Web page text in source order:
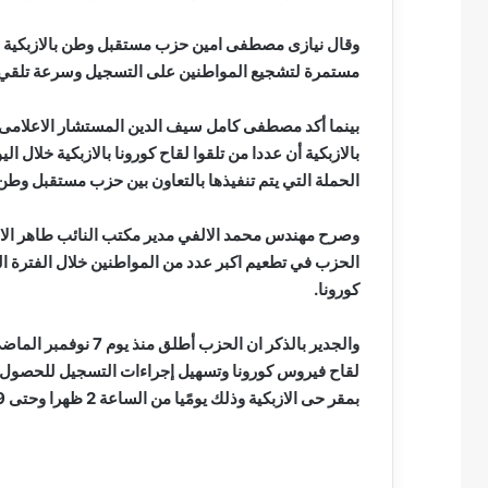
وقال نيازى مصطفى امين حزب مستقبل وطن بالازبكية
مستمرة لتشجيع المواطنين على التسجيل وسرعة تلقي
بينما أكد مصطفى كامل سيف الدين المستشار
الحملة التي يتم تنفيذها بالتعاون بين حزب مستقبل
وصرح مهندس محمد الالفي مدير مكتب النائب طاهر
الحزب في تطعيم اكبر عدد من المواطنين خلال
كورونا.
والجدير بالذكر ان
لقاح فيروس كورونا وتسهيل إجراءات التسجيل
بمقر حى الازبكية وذلك يومًيا من الساعة 2 ظهرا وحتى 9 مساء